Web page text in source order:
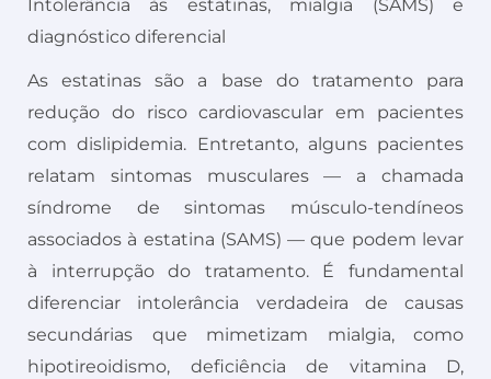
Intolerância às estatinas, mialgia (SAMS) e
diagnóstico diferencial
As estatinas são a base do tratamento para
redução do risco cardiovascular em pacientes
com dislipidemia. Entretanto, alguns pacientes
relatam sintomas musculares — a chamada
síndrome de sintomas músculo-tendíneos
associados à estatina (SAMS) — que podem levar
à interrupção do tratamento. É fundamental
diferenciar intolerância verdadeira de causas
secundárias que mimetizam mialgia, como
hipotireoidismo, deficiência de vitamina D,